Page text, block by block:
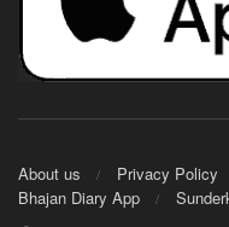
About us Privacy Policy
Bhajan Diary App